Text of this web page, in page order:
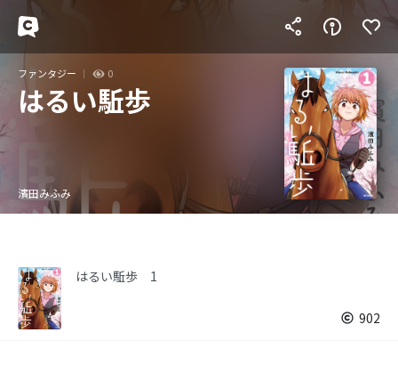
ファンタジー 0
はるい駈歩
濱田みふみ
はるい駈歩 1
902